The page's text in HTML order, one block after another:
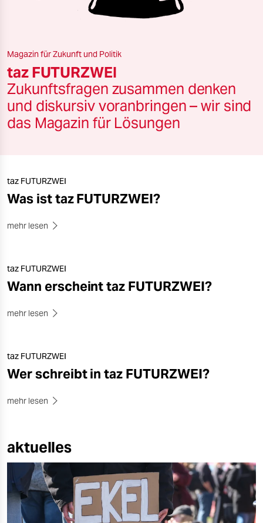
nord
wahrheit
verlag
shop
unterstützen
genossenschaft
Magazin für Zukunft und Politik
taz FUTURZWEI
Zukunftsfragen zusammen denken
und diskursiv voranbringen – wir sind
das Magazin für Lösungen
taz FUTURZWEI
Was ist taz FUTURZWEI?
mehr lesen
taz FUTURZWEI
Wann erscheint taz FUTURZWEI?
mehr lesen
taz FUTURZWEI
Wer schreibt in taz FUTURZWEI?
mehr lesen
aktuelles